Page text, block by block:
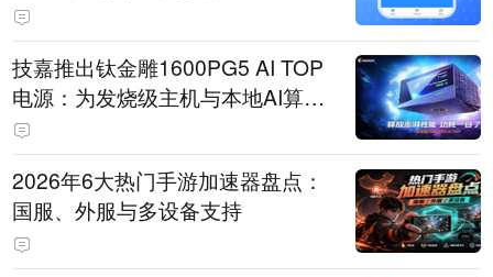
技嘉推出钛金雕1600PG5 AI TOP
电源：为发烧级主机与本地AI算力
打造旗舰供电方案
2026年6大热门手游加速器盘点：
国服、外服与多设备支持